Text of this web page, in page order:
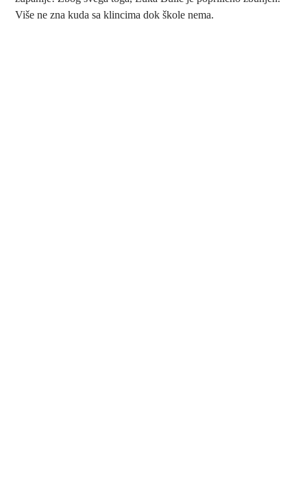
Više ne zna kuda sa klincima dok škole nema.